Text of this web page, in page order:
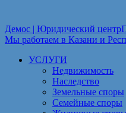
Демос | Юридический центр
Мы работаем в Казани и
УСЛУГИ
Недвижимость
Наследство
Земельные споры
Семейные споры